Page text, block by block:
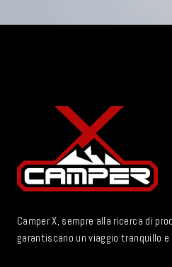
Camper X, sempre alla ricerca di
garantiscano un viaggio tranquillo e